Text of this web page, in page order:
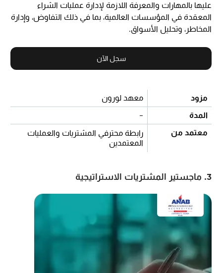
عليها بالمهارات والمعرفة اللازمة لإدارة عمليات الشراء
المعقدة في المؤسسات العالمية، بما في ذلك التفاوض، وإدارة
المخاطر، وتحليل الأسواق.
سجل الآن
مزود
معهد لورون
المدة
-
معتمد من
رابطة محترفي المشتريات والعمليات
المعتمدين
3. ماجستير المشتريات الاستراتيجية